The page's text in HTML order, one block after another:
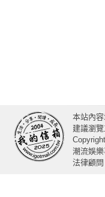
本站內
建議瀏
潮流娛
法律顧